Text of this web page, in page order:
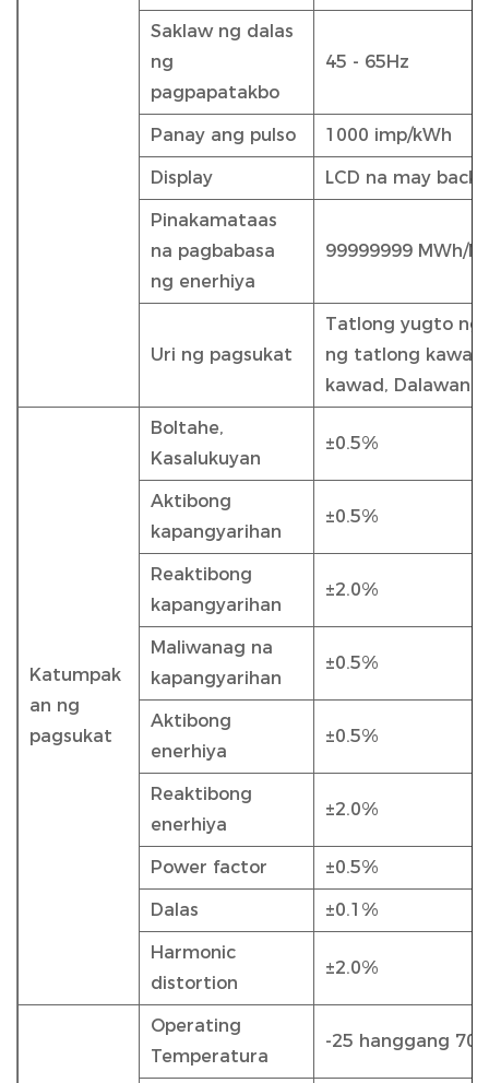
Saklaw ng dalas
ng
pagpapatakbo
45 - 65Hz
Panay ang pulso 1000 imp/kWh
Display LCD na may
Pinakamataas
na pagbabasa
ng enerhiya
99999999 MWh/
Uri ng pagsukat
Tatlong yugto ng
ng tatlong
kawad,
Katumpak
an ng
pagsukat
Boltahe,
Kasalukuyan
±0.5%
Aktibong
kapangyarihan
±0.5%
Reaktibong
kapangyarihan
±2.0%
Maliwanag na
kapangyarihan
±0.5%
Aktibong
enerhiya
±0.5%
Reaktibong
enerhiya
±2.0%
Power factor ±0.5%
Dalas ±0.1%
Harmonic
distortion
±2.0%
Operating
Temperatura
-25 hanggang